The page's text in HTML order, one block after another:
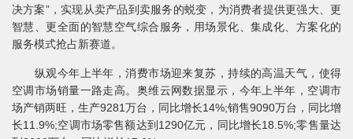
决方案”，实现从卖产品到卖服务的蜕变，为消费者提供更强大、更
智慧、更全面的智慧空气综合服务，用场景化、集成化、方案化的
服务模式抢占新赛道。
纵观今年上半年，消费市场迎来复苏，持续的高温天气，使得
空调市场销量一路走高。奥维云网数据显示，今年上半年，空调市
场产销两旺，生产9281万台，同比增长14%;销售9090万台，同比增
长11.9%;空调市场零售额达到1290亿元，同比增长18.5%;零售量达